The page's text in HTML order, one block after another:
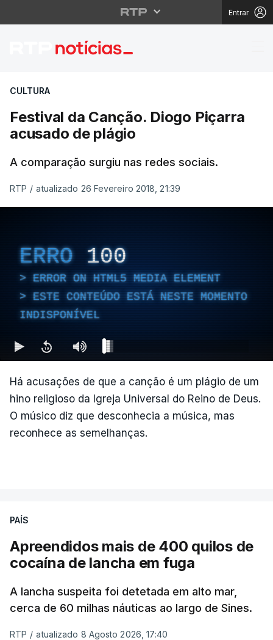
Entrar
Festival da Canção.
CULTURA
Festival da Canção. Diogo Piçarra
acusado de plágio
A comparação surgiu nas redes sociais.
RTP / atualizado 26 Fevereiro 2018, 21:39
ERRO 100
ERROR ON HTML5 MEDIA ELEMENT
ESTE CONTEÚDO ESTÁ NESTE MOMENTO
INDISPONÍVEL
Há acusações de que a canção é um plágio de um
hino religioso da Igreja Universal do Reino de Deus.
O músico diz que desconhecia a música, mas
reconhece as semelhanças.
PAÍS
Apreendidos mais de 400 quilos de
cocaína de lancha em fuga
A lancha suspeita foi detetada em alto mar,
cerca de 60 milhas náuticas ao largo de Sines.
RTP / atualizado 8 Agosto 2026, 17:40